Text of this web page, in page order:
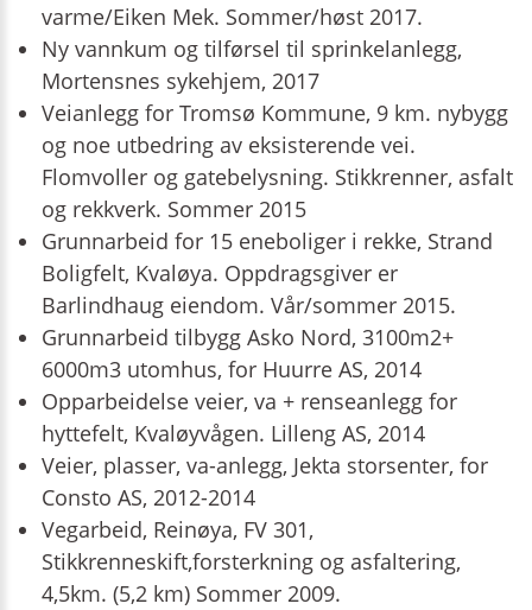
varme/Eiken Mek. Sommer/høst 2017.
Ny vannkum og tilførsel til sprinkelanlegg,
Mortensnes sykehjem, 2017
Veianlegg for Tromsø Kommune, 9 km. nybygg
og noe utbedring av eksisterende vei.
Flomvoller og gatebelysning. Stikkrenner, asfalt
og rekkverk. Sommer 2015
Grunnarbeid for 15 eneboliger i rekke, Strand
Boligfelt, Kvaløya. Oppdragsgiver er
Barlindhaug eiendom. Vår/sommer 2015.
Grunnarbeid tilbygg Asko Nord, 3100m2+
6000m3 utomhus, for Huurre AS, 2014
Opparbeidelse veier, va + renseanlegg for
hyttefelt, Kvaløyvågen. Lilleng AS, 2014
Veier, plasser, va-anlegg, Jekta storsenter, for
Consto AS, 2012-2014
Vegarbeid, Reinøya, FV 301,
Stikkrenneskift,forsterkning og asfaltering,
4,5km. (5,2 km) Sommer 2009.